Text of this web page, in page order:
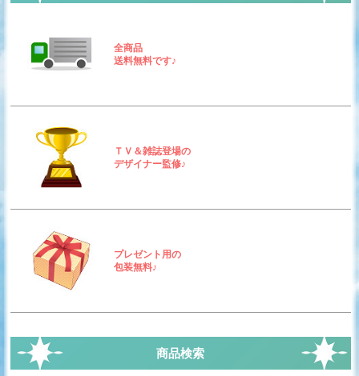
全商品
送料無料です♪
ＴＶ＆雑誌登場の
デザイナー監修♪
プレゼント用の
包装無料♪
商品検索